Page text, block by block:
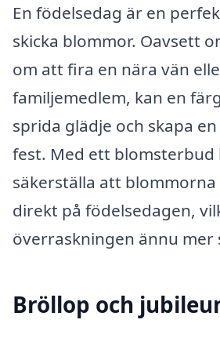
En födelsedag är en
skicka blommor. Oavsett
om att fira en nära vän
familjemedlem, kan en
sprida glädje och skapa
fest. Med ett blomsterbud
säkerställa att blommorna
direkt på födelsedagen,
överraskningen ännu mer
Bröllop och